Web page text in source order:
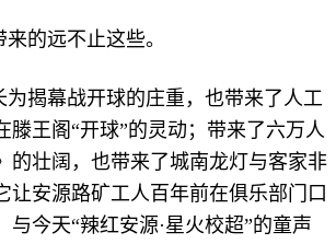
的远不止这些。
为揭幕战开球的庄重，也带来了人工
滕王阁“开球”的灵动；带来了六万人
的壮阔，也带来了城南龙灯与客家非
让安源路矿工人百年前在俱乐部门口
与今天“辣红安源·星火校超”的童声